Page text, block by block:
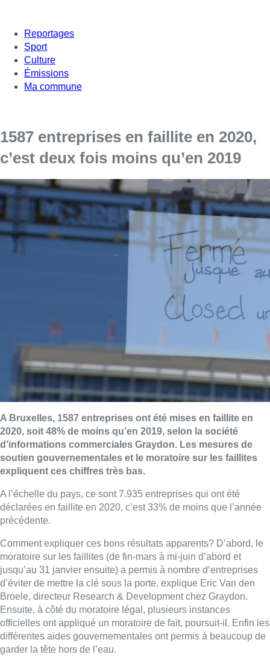
Reportages
Sport
Culture
Émissions
Ma commune
1587 entreprises en faillite en 2020,
c’est deux fois moins qu’en 2019
A Bruxelles, 1587 entreprises ont été mises en faillite en
2020, soit 48% de moins qu’en 2019, selon la société
d’informations commerciales Graydon. Les mesures de
soutien gouvernementales et le moratoire sur les faillites
expliquent ces chiffres très bas.
A l’échelle du pays, ce sont 7.935 entreprises qui ont été
déclarées en faillite en 2020, c’est 33% de moins que l’année
précédente.
Comment expliquer ces bons résultats apparents? D’abord, le
moratoire sur les faillites (de fin-mars à mi-juin d’abord et
jusqu’au 31 janvier ensuite) a permis à nombre d’entreprises
d’éviter de mettre la clé sous la porte, explique Eric Van den
Broele, directeur Research & Development chez Graydon.
Ensuite, à côté du moratoire légal, plusieurs instances
officielles ont appliqué un moratoire de fait, poursuit-il. Enfin les
différentes aides gouvernementales ont permis à beaucoup de
garder la tête hors de l’eau.